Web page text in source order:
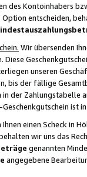
des Kontoinhabers
entscheiden,
Wir übersenden
unseren
bis der fällige
in der
ist
Ihnen einen Scheck in
wir uns das
genannten
angegebene